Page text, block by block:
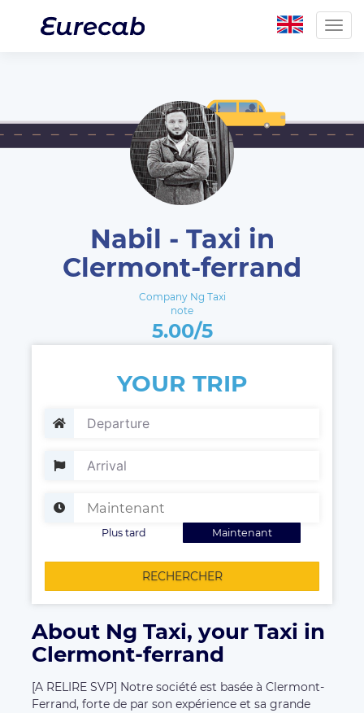
Nabil - Taxi in
Clermont-ferrand
Company Ng Taxi
note
5.00/5
YOUR TRIP
Maintenant
Plus tard
RECHERCHER
About Ng Taxi, your Taxi in
Clermont-ferrand
[A RELIRE SVP] Notre société est basée à Clermont-
Ferrand, forte de par son expérience et sa grande